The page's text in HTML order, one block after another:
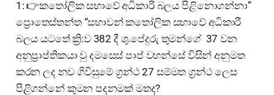
1: 👉කතෝලික සභාවේ අධිකාරි බලය පිළිනොගන්නා”
ප්‍රොතෙස්තන්ත “සභාවන් කතෝලික සභාවේ අධිකාරී
බලය යටතේ ක්‍රි:ව 382 දී ශු.පේදුරු තුමන්ගේ 37 වන
අනුප්‍රාප්තිකයා වු දමසෙස් පාප් වහන්සේ විසින් අනුමත
කරන ලද නව ගිවිසුමේ ග්‍රන්ථ 27 සම්මත ග්‍රන්ථ ලෙස
පිළිගන්නේ කුමන පදනමක් මතද?